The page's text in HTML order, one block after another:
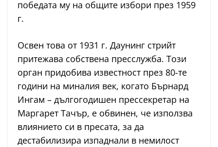
победата му на общите избори през 1959
г.
Освен това от 1931 г. Даунинг стрийт
притежава собствена пресслужба. Този
орган придобива известност през 80-те
години на миналия век, когато Бърнард
Ингам – дългогодишен прессекретар на
Маргарет Тачър, е обвинен, че използва
влиянието си в пресата, за да
дестабилизира изпаднали в немилост